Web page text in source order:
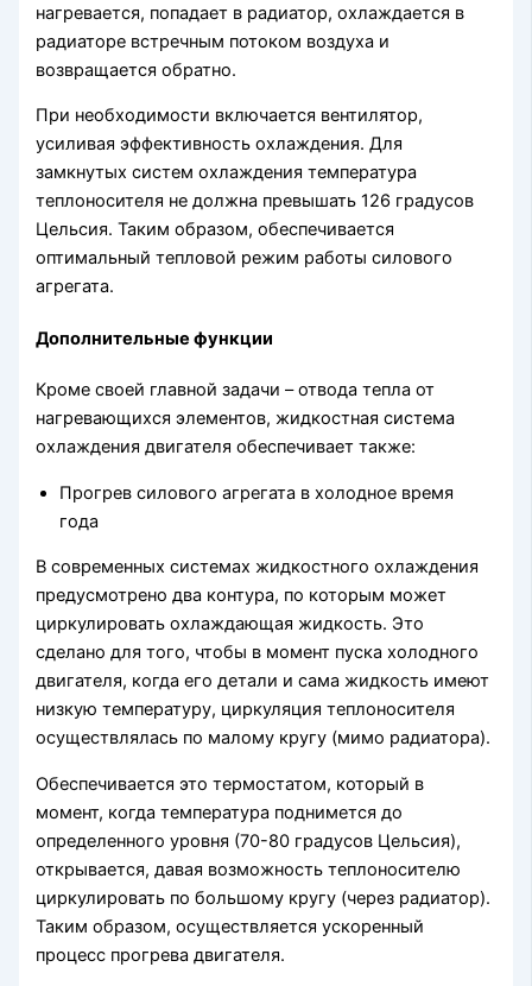
нагревается, попадает в радиатор, охлаждается в
радиаторе встречным потоком воздуха и
возвращается обратно.
При необходимости включается вентилятор,
усиливая эффективность охлаждения. Для
замкнутых систем охлаждения температура
теплоносителя не должна превышать 126 градусов
Цельсия. Таким образом, обеспечивается
оптимальный тепловой режим работы силового
агрегата.
Дополнительные функции
Кроме своей главной задачи – отвода тепла от
нагревающихся элементов, жидкостная система
охлаждения двигателя обеспечивает также:
Прогрев силового агрегата в холодное время
года
В современных системах жидкостного охлаждения
предусмотрено два контура, по которым может
циркулировать охлаждающая жидкость. Это
сделано для того, чтобы в момент пуска холодного
двигателя, когда его детали и сама жидкость имеют
низкую температуру, циркуляция теплоносителя
осуществлялась по малому кругу (мимо радиатора).
Обеспечивается это термостатом, который в
момент, когда температура поднимется до
определенного уровня (70-80 градусов Цельсия),
открывается, давая возможность теплоносителю
циркулировать по большому кругу (через радиатор).
Таким образом, осуществляется ускоренный
процесс прогрева двигателя.